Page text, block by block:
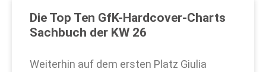
Die Top Ten GfK-Hardcover-Charts
Sachbuch der KW 26
Weiterhin auf dem ersten Platz Giulia